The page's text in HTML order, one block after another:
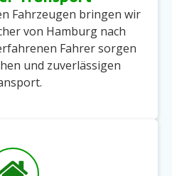
Fahrzeugen bringen wir
von Hamburg nach
Fahrer sorgen
und zuverlässigen